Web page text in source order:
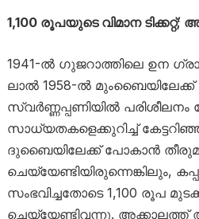
1,100 രൂപയുടെ വിമാന ടിക്കറ്റ്;
1941-ൽ ഗുജറാത്തിലെ ഉന
ലാൽ 1958-ൽ മുംബൈയിലേക്ക്
സ്വർണ്ണപ്പണിയിൽ പരിശീലനം
സാധ്യതകളെക്കുറിച്ച്
ദുബൈയിലേക്ക് പോകാൻ
ചെയ്യേണ്ടിയിരുന്നെങ്കിലും,
സംഭവിച്ചതോടെ 1,100 രൂപ
ചെയ്യേണ്ടിവന്നു.